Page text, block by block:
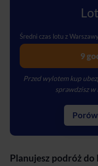
Średni czas lotu z
9
Przed wylotem kup
sprawdzisz
Planujesz podróż